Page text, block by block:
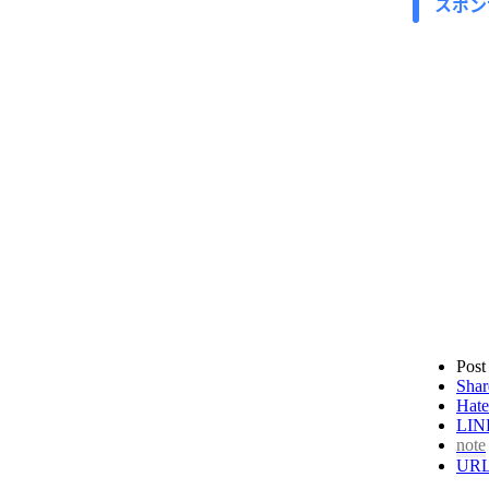
Post
note